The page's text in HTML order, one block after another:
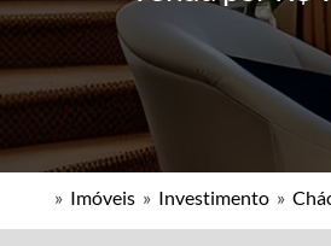
» Imóveis » Investimento »